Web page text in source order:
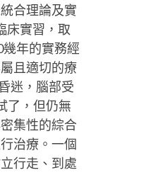
合理論及實
床實習，取
年的實務經
且適切的療
迷，腦部受
了，但仍無
集性的綜合
治療。一個
行走、到處